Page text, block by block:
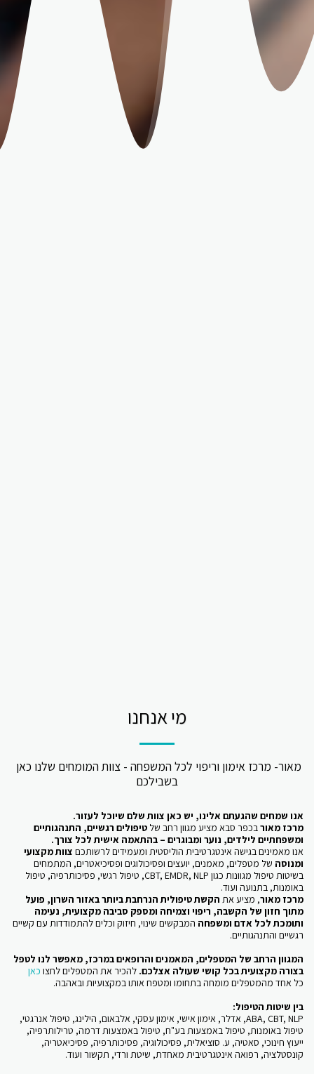
מי אנחנו
בשבילכם
אנו שמחים שהגעתם אלינו, יש כאן צוות שלם שיוכל לעזור.
מרכז מאורבכפר סבא מציע מגוון רחב של טיפולים רגשיים, התנהגותיים
ומשפחתיים לילדים, נוער ומבוגרים – בהתאמה אישית לכל צורך.
אנו מאמינים בגישה אינטגרטיבית הוליסטית ומעמידים לרשותכם צוות מקצועי
ומנוסה של מטפלים, מאמנים, יועצים ופסיכולוגים ופסיכיאטרים, המתמחים
בשיטות טיפול מגוונות כגון CBT, EMDR, NLP, טיפול רגשי, פסיכותרפיה, טיפול
באומנות, בתנועה ועוד.
מרכז מאור, מציע את הקשת טיפולית הנרחבת ביותר באזור השרון, פועל
מתוך חזון של הקשבה, ריפוי וצמיחה ומספק סביבה מקצועית, נעימה
ותומכת לכל אדם ומשפחה המבקשים שינוי, חיזוק וכלים להתמודדות עם קשיים
רגשיים והתנהגותיים.
המגוון הרחב של המטפלים, המאמנים והרופאים במרכז, מאפשר לנו לטפל
בצורה מקצועית בכל קושי שעולה אצלכם. להכיר את המטפלים לחצו כאן
כל אחד מהמטפלים מומחה בתחומו ומטפח אותו במקצועיות ובאהבה.
בין שיטות הטיפול:
ABA, CBT, NLP, אדלר, אימון אישי, אימון עסקי, אלבאום, הילינג, טיפול אנרגטי,
טיפול באומנות, טיפול באמצעות בע"ח, טיפול באמצעות דרמה, טרילותרפיה,
ייעוץ חינוכי, סאטיה, ע. סוציאלית, פסיכולוגיה, פסיכותרפיה, פסיכיאטריה,
קונסטלציה, רפואה אינטגרטיבית מאחדת, שיטת ורדי, תקשור ועוד.